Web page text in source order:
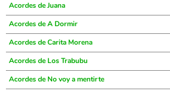
Acordes de Juana
Acordes de A Dormir
Acordes de Carita Morena
Acordes de Los Trabubu
Acordes de No voy a mentirte